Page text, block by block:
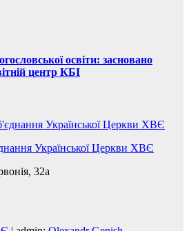
освіти: засновано
центр КБІ
Української Церкви ХВЄ
32а